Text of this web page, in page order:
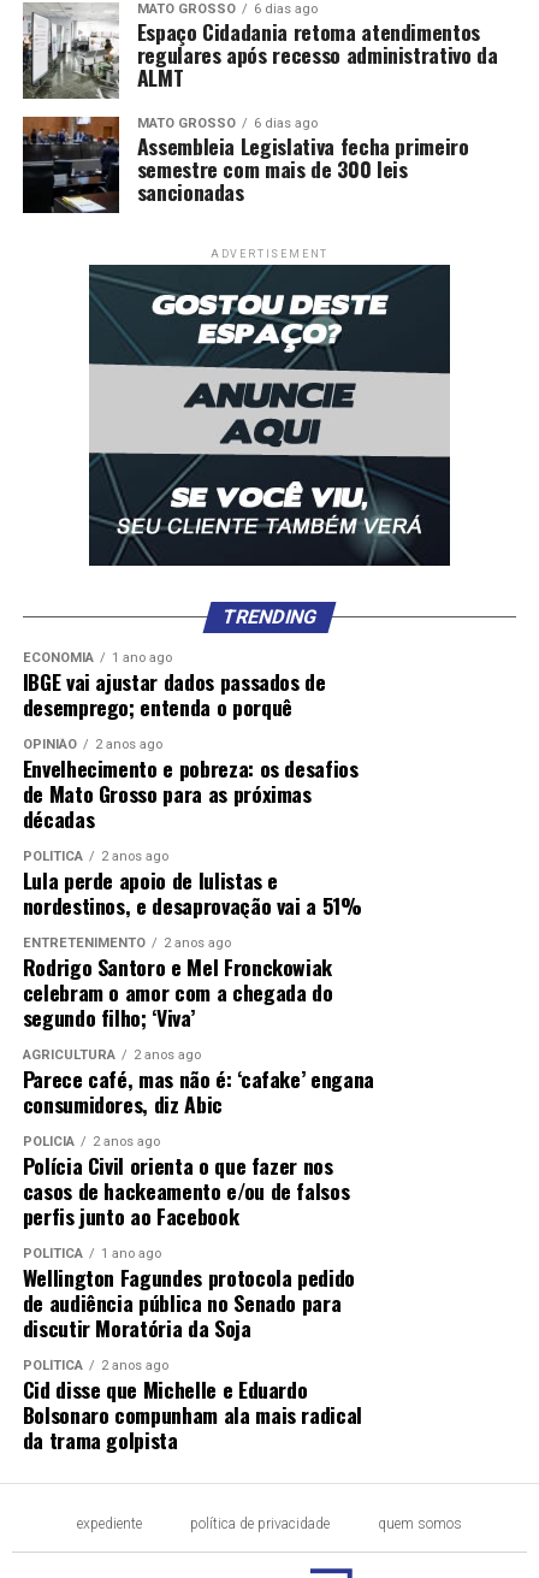
MATO GROSSO 6 dias ago
Espaço Cidadania retoma atendimentos
regulares após recesso administrativo da
ALMT
MATO GROSSO 6 dias ago
Assembleia Legislativa fecha primeiro
semestre com mais de 300 leis
sancionadas
ADVERTISEMENT
TRENDING
ECONOMIA 1 ano ago
IBGE vai ajustar dados passados de
desemprego; entenda o porquê
OPINIÃO 2 anos ago
Envelhecimento e pobreza: os desafios
de Mato Grosso para as próximas
décadas
POLÍTICA 2 anos ago
Lula perde apoio de lulistas e
nordestinos, e desaprovação vai a 51%
ENTRETENIMENTO 2 anos ago
Rodrigo Santoro e Mel Fronckowiak
celebram o amor com a chegada do
segundo filho; ‘Viva’
AGRICULTURA 2 anos ago
Parece café, mas não é: ‘cafake’ engana
consumidores, diz Abic
POLÍCIA 2 anos ago
Polícia Civil orienta o que fazer nos
casos de hackeamento e/ou de falsos
perfis junto ao Facebook
POLÍTICA 1 ano ago
Wellington Fagundes protocola pedido
de audiência pública no Senado para
discutir Moratória da Soja
POLÍTICA 2 anos ago
Cid disse que Michelle e Eduardo
Bolsonaro compunham ala mais radical
da trama golpista
expediente política de privacidade quem somos